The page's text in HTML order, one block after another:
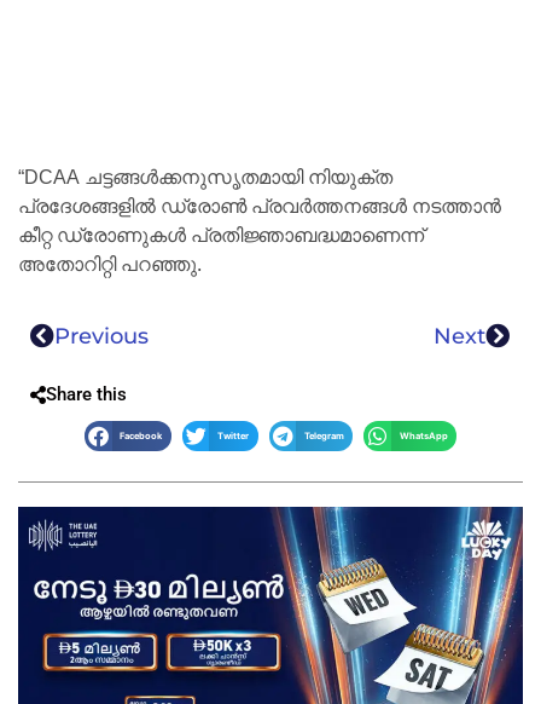
“DCAA ചട്ടങ്ങൾക്കനുസൃതമായി നിയുക്ത
പ്രദേശങ്ങളിൽ ഡ്രോൺ പ്രവർത്തനങ്ങൾ നടത്താൻ
കീറ്റ ഡ്രോണുകൾ പ്രതിജ്ഞാബദ്ധമാണെന്ന്
അതോറിറ്റി പറഞ്ഞു.
Previous Next
Share this
Facebook Twitter Telegram WhatsApp